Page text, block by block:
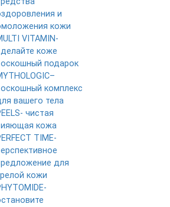
и
кожи
VITAMIN-
коже
подарок
комплекс
вашего тела
чистая
кожа
TIME-
для
кожи